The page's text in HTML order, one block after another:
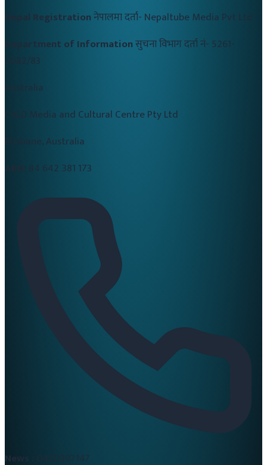
Nepal Registrationनेपालमा दर्ता- Nepaltube Media Pvt Ltd
Department of Informationसुचना विभाग दर्ता नं- 5261-
2082/83
Australia
CALD Media and Cultural Centre Pty Ltd
Brisbane, Australia
84 642 381 173